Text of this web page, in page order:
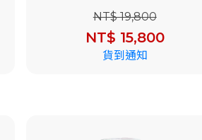
NT$ 19,800
NT$ 15,800
貨到通知